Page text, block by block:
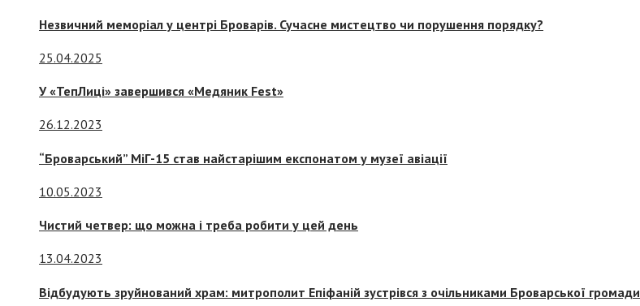
Незвичний меморіал у центрі Броварів. Сучасне мистецтво чи порушення порядку?
25.04.2025
У «ТепЛиці» завершився «Медяник Fest»
26.12.2023
“Броварський” МіГ-15 став найстарішим експонатом у музеї авіації
10.05.2023
Чистий четвер: що можна і треба робити у цей день
13.04.2023
Відбудують зруйнований храм: митрополит Епіфаній зустрівся з очільниками Броварської громади